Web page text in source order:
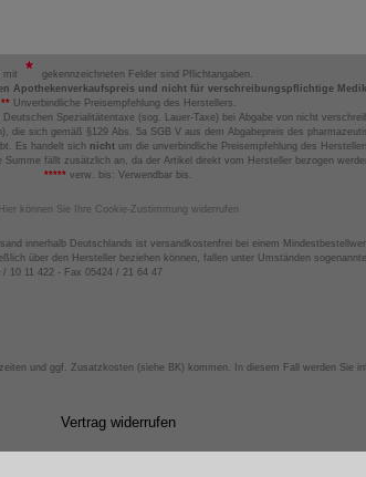
mit
gekennzeichneten Felder sind Pflichtangaben.
Apothekenverkaufspreis und nicht für verschreibungspflichtige
**Unverbindliche Preisempfehlung des Herstellers.
Spezialitätentaxe (sog. Lauer-Taxe) bei Abgabe von nicht
die sich gemäß §129 Abs. 5a SGB V aus dem Abgabepreis des
Es handelt sich nicht um die unverbindliche Preisempfehlung des
Summe fällt zusätzlich an, da der Artikel direkt vom Hersteller bezogen
***** verw. bis: Verwendbar bis.
Hier können Sie Ihre Cookie-Zustimmung widerrufen
innerhalb Deutschlands ist versandkostenfrei bei einem
über den Hersteller beziehen können, fallen unter Umständen
10 11 422 - Fax 05424 / 21 64 47
und ggf. Zusatzkosten (siehe BK) kommen. In diesem Fall werden Sie
Vertrag widerrufen